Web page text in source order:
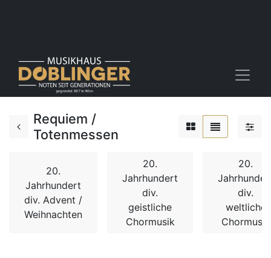
Requiem /
Totenmessen
20.
Jahrhundert
div. Advent /
Weihnachten
20.
Jahrhundert
div.
geistliche
Chormusik
20.
div.
weltliche
Chormusik